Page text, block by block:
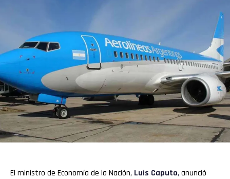
El ministro de Economía de la Nación, Luis Caputo, anunció